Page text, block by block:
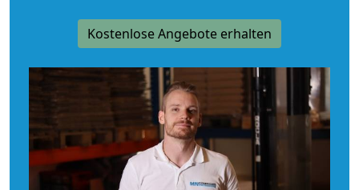
Kostenlose Angebote erhalten